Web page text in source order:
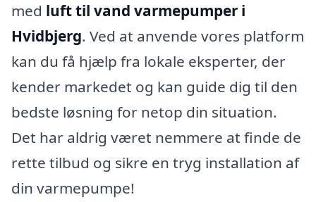
med luft til vand varmepumper i
Hvidbjerg. Ved at anvende vores platform
kan du få hjælp fra lokale eksperter, der
kender markedet og kan guide dig til den
bedste løsning for netop din situation.
Det har aldrig været nemmere at finde de
rette tilbud og sikre en tryg installation af
din varmepumpe!